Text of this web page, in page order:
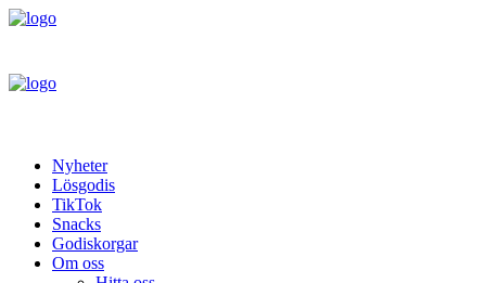
Nyheter
Lösgodis
TikTok
Snacks
Godiskorgar
Om oss